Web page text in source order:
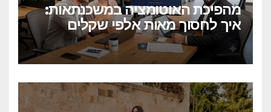
מהפיכת האוטומציה במשכנתאות:
איך לחסוך מאות אלפי שקלים
בלחיצת כפתור?